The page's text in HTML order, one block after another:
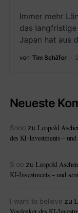
Immer mehr
das
Japan hat aus
von Tim Schäfer
Neueste
Snoo zu Leopold
des KI-Investments –
S oo zu Leopold
KI-Investments – und
I want to believe zu